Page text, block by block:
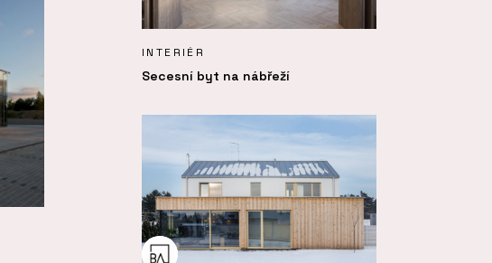
INTERIÉR
Secesní byt na nábřeží